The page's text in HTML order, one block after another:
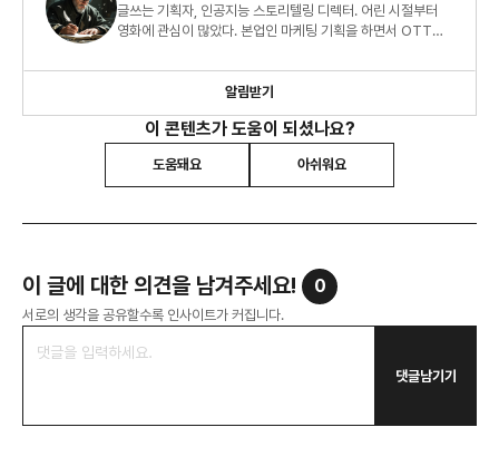
글쓰는 기획자, 인공지능 스토리텔링 디렉터. 어린 시절부터
영화에 관심이 많았다. 본업인 마케팅 기획을 하면서 OTT
알림받기
이 콘텐츠가 도움이 되셨나요?
도움돼요 아쉬워요
이 글에 대한 의견을 남겨주세요! 0
서로의 생각을 공유할수록 인사이트가 커집니다.
댓글남기기